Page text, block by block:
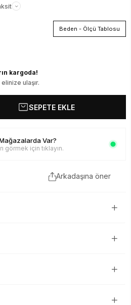
Beden - Ölçü Tablosu
kargoda!
ulaşır.
SEPETE EKLE
Var?
görmek için tıklayın.
Arkadaşına öner